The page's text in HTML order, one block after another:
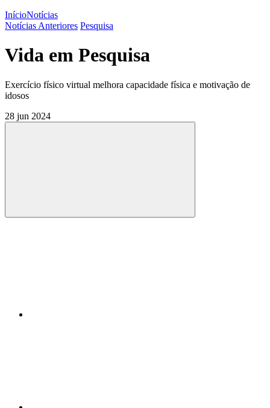
InícioNotícias
Notícias Anteriores Pesquisa
Vida em Pesquisa
Exercício físico virtual melhora capacidade física e motivação de
idosos
28 jun 2024
Compartilhar